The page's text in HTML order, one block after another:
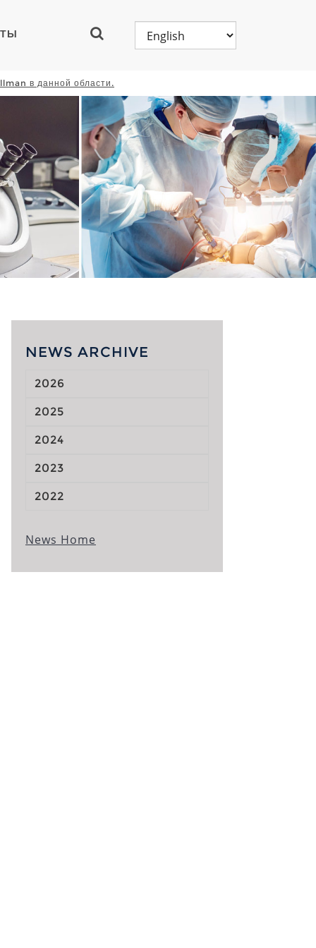
в данной области.
NEWS ARCHIVE
2026
2025
2024
2023
2022
News Home